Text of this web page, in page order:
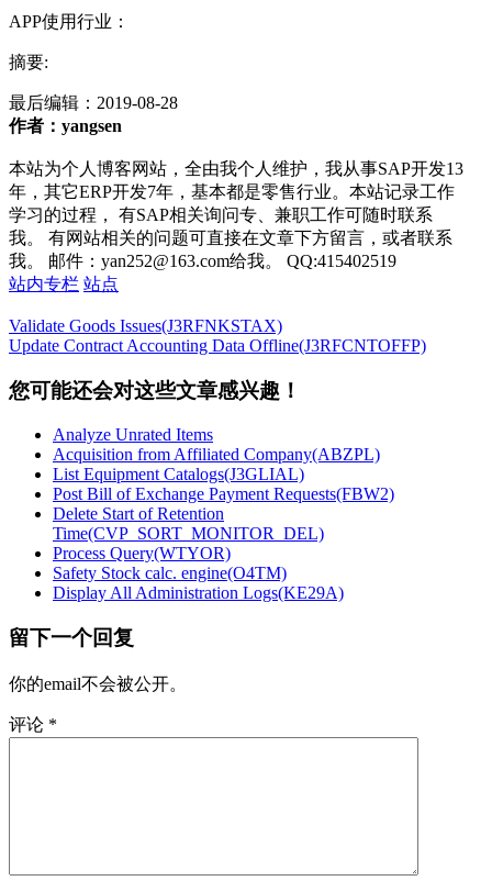
APP使用行业：
摘要:
最后编辑： 2019-08-28
作者：yangsen
本站为个人博客网站，全由我个人维护，我从事SAP开发13
年，其它ERP开发7年，基本都是零售行业。本站记录工作
学习的过程， 有SAP相关询问专、兼职工作可随时联系
我。 有网站相关的问题可直接在文章下方留言，或者联系
我。 邮件：yan252@163.com给我。 QQ:415402519
站内专栏 站点
Validate Goods Issues(J3RFNKSTAX)
Update Contract Accounting Data Offline(J3RFCNTOFFP)
您可能还会对这些文章感兴趣！
Analyze Unrated Items
Acquisition from Affiliated Company(ABZPL)
List Equipment Catalogs(J3GLIAL)
Post Bill of Exchange Payment Requests(FBW2)
Delete Start of Retention
Time(CVP_SORT_MONITOR_DEL)
Process Query(WTYOR)
Safety Stock calc. engine(O4TM)
Display All Administration Logs(KE29A)
留下一个回复
你的email不会被公开。
评论 *